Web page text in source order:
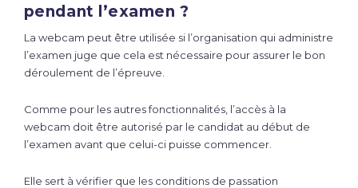
pendant l’examen ?
La webcam peut être utilisée si l’organisation qui administre
l’examen juge que cela est nécessaire pour assurer le bon
déroulement de l’épreuve.
Comme pour les autres fonctionnalités, l’accès à la
webcam doit être autorisé par le candidat au début de
l’examen avant que celui-ci puisse commencer.
Elle sert à vérifier que les conditions de passation